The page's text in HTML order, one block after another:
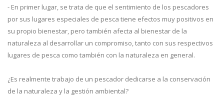
- En primer lugar, se trata de que el sentimiento de los pescadores
por sus lugares especiales de pesca tiene efectos muy positivos en
su propio bienestar, pero también afecta al bienestar de la
naturaleza al desarrollar un compromiso, tanto con sus respectivos
lugares de pesca como también con la naturaleza en general.
¿Es realmente trabajo de un pescador dedicarse a la conservación
de la naturaleza y la gestión ambiental?